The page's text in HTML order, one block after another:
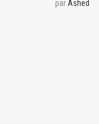
par Ashed